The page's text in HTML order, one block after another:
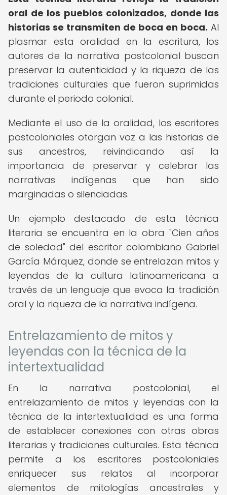
oral de los pueblos colonizados, donde las
historias se transmiten de boca en boca. Al
plasmar esta oralidad en la escritura, los
autores de la narrativa postcolonial buscan
preservar la autenticidad y la riqueza de las
tradiciones culturales que fueron suprimidas
durante el periodo colonial.
Mediante el uso de la oralidad, los escritores
postcoloniales otorgan voz a las historias de
sus ancestros, reivindicando así la
importancia de preservar y celebrar las
narrativas indígenas que han sido
marginadas o silenciadas.
Un ejemplo destacado de esta técnica
literaria se encuentra en la obra "Cien años
de soledad" del escritor colombiano Gabriel
García Márquez, donde se entrelazan mitos y
leyendas de la cultura latinoamericana a
través de un lenguaje que evoca la tradición
oral y la riqueza de la narrativa indígena.
Entrelazamiento de mitos y
leyendas con la técnica de la
intertextualidad
En la narrativa postcolonial, el
entrelazamiento de mitos y leyendas con la
técnica de la intertextualidad es una forma
de establecer conexiones con otras obras
literarias y tradiciones culturales. Esta técnica
permite a los escritores postcoloniales
enriquecer sus relatos al incorporar
elementos de mitologías ancestrales y